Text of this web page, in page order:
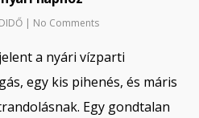
| No Comments
a nyári vízparti
egy kis pihenés, és máris
Egy gondtalan